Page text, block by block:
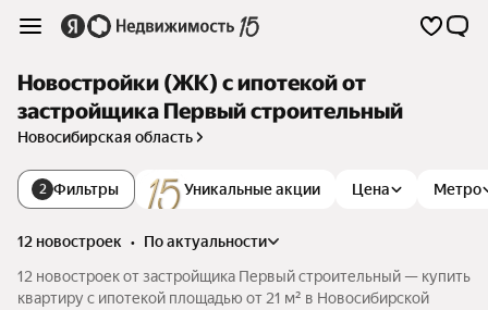
Новостройки (ЖК) с ипотекой от
застройщика Первый строительный
Новосибирская область
2 Фильтры Уникальные акции Цена Метро
12 новостроек •
по актуальности
12 новостроек от застройщика Первый строительный — купить
квартиру с ипотекой площадью от 21 м² в Новосибирской